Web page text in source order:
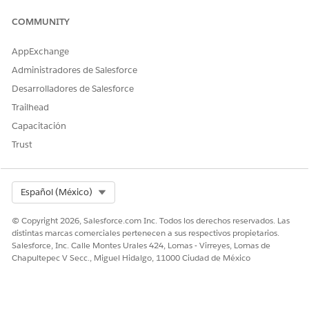
COMMUNITY
AppExchange
Administradores de Salesforce
Desarrolladores de Salesforce
Trailhead
Capacitación
Trust
Español (México)
© Copyright 2026, Salesforce.com Inc. Todos los derechos reservados. Las
distintas marcas comerciales pertenecen a sus respectivos propietarios.
Salesforce, Inc. Calle Montes Urales 424, Lomas - Virreyes, Lomas de
Chapultepec V Secc., Miguel Hidalgo, 11000 Ciudad de México